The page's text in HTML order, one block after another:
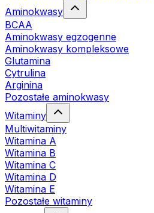
Aminokwasy
BCAA
Aminokwasy egzogenne
Aminokwasy kompleksowe
Glutamina
Cytrulina
Arginina
Pozostałe aminokwasy
Witaminy
Multiwitaminy
Witamina A
Witamina B
Witamina C
Witamina D
Witamina E
Pozostałe witaminy